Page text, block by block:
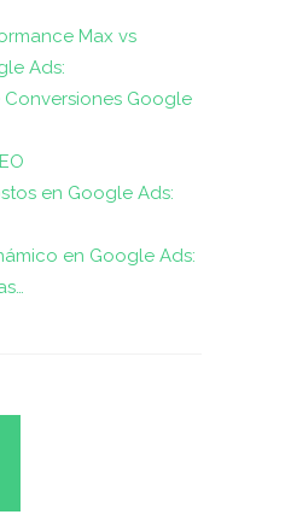
Max vs
Ads:
Google
en Google Ads:
en Google Ads: